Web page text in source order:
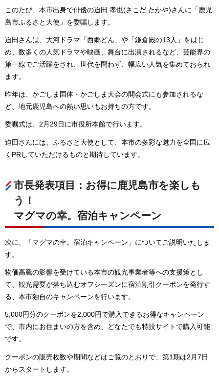
このたび、本市出身で俳優の迫田 孝也(さこだ たかや)さんに「鹿児
島市ふるさと大使」を委嘱します。
迫田さんは、大河ドラマ「西郷どん」や「鎌倉殿の13人」をはじ
め、数多くの人気ドラマや映画、舞台に出演されるなど、芸能界の
第一線でご活躍をされ、世代を問わず、幅広い人気を集めておられ
ます。
昨年は、かごしま国体・かごしま大会の開会式にも参加されるな
ど、地元鹿児島への熱い思いもお持ちの方です。
委嘱式は、2月29日に市役所本館で行います。
迫田さんには、ふるさと大使として、本市の多彩な魅力を全国に広
くPRしていただけるものと期待しています。
市長発表項目：お得に鹿児島市を楽しも
う！
マグマの幸。宿泊キャンペーン
次に、「マグマの幸。宿泊キャンペーン」についてご説明いたしま
す。
物価高騰の影響を受けている本市の観光事業者等への支援策とし
て、観光需要が落ち込むオフシーズンに宿泊割引クーポンを発行す
る、本市独自のキャンペーンを行います。
5,000円分のクーポンを2,000円で購入できるお得なキャンペーン
で、市内にお住まいの方を含め、どなたでも特設サイトで購入可能
です。
クーポンの販売枚数や期間などはご覧のとおりで、第1期は2月7日
からスタートします。